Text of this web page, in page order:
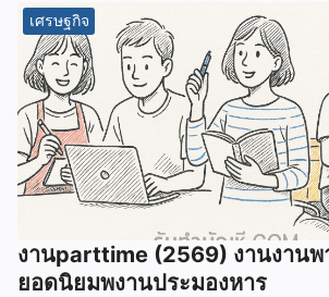
เศรษฐกิจ
งานparttime (2569) งานงานพ
ยอดนิยมพงานประมองหาร